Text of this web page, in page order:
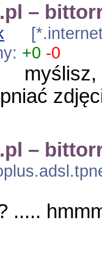
–
+0 -0
–
.....